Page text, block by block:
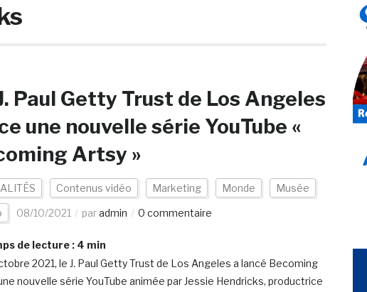
Paul Getty Trust de Los Angeles
une nouvelle série YouTube «
Artsy »
Contenus vidéo Marketing Monde Musée
08/10/2021 paradmin 0 commentaire
de lecture : 4 min
2021, le J. Paul Getty Trust de Los Angeles a lancé Becoming
nouvelle série YouTube animée par Jessie Hendricks, productrice